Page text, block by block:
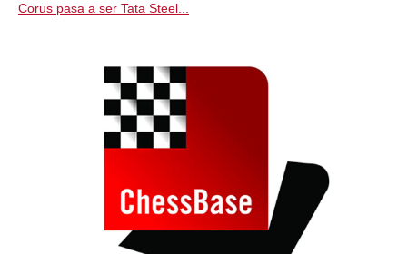
Corus pasa a ser Tata Steel...